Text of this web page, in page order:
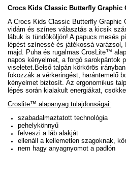
Crocs Kids Classic Butterfly Graphic
A Crocs Kids Classic Butterfly Graphic
vidám és színes választás a kicsik
lábuk is tündököljön! A papucs mesés
lépést színessé és játékossá
majd. Puha és rugalmas CrosLite™
napos kényelmet, a forgó sarokpántok
viseletet. Belső talpán körkörös
fokozzák a vérkeringést, harántemelő
kényelmet biztosít. Az ergonomikus
lépés során kialakult energiákat,
Croslite™ alapanyag tulajdonságai:
szabadalmaztatott technológia
pehelykönnyű
felveszi a láb alakját
ellenáll a kellemetlen szagoknak,
nem hagy anyagnyomot a padlón